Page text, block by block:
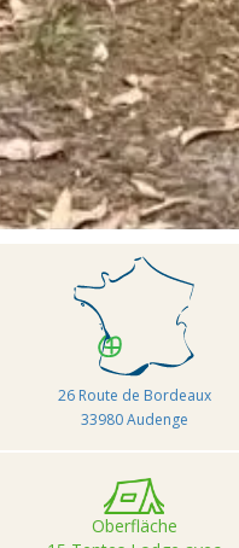
Accueil>Camping et
Village Seasonova
26 Route de Bordeaux
33980 Audenge
Oberfläche